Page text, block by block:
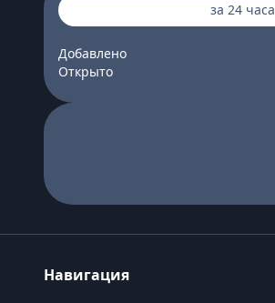
за 24 часа
Добавлено
Открыто
Навигация